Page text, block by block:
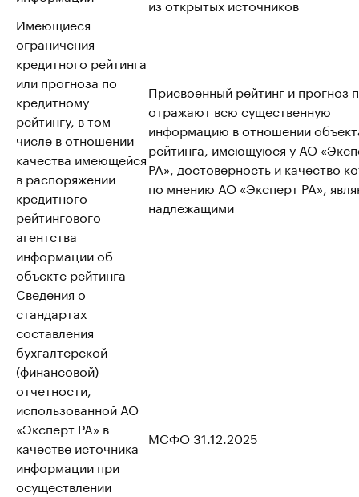
из открытых источников
Имеющиеся
ограничения
кредитного рейтинга
или прогноза по
кредитному
рейтингу, в том
числе в отношении
качества имеющейся
в распоряжении
кредитного
рейтингового
агентства
информации об
объекте рейтинга
Присвоенный рейтинг и прогноз
отражают всю существенную
информацию в отношении
рейтинга, имеющуюся у АО
РА», достоверность и качество
по мнению АО «Эксперт РА»,
надлежащими
Сведения о
стандартах
составления
бухгалтерской
(финансовой)
отчетности,
использованной АО
«Эксперт РА» в
качестве источника
информации при
осуществлении
МСФО 31.12.2025